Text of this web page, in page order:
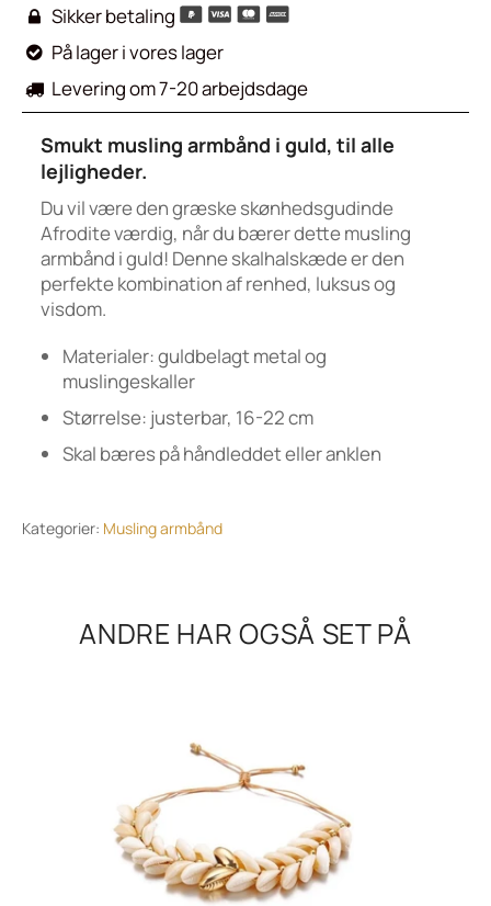
 Sikker betaling
 På lager i vores lager
 Levering om 7-20 arbejdsdage
Smukt musling armbånd i guld, til alle
lejligheder.
Du vil være den græske skønhedsgudinde
Afrodite værdig, når du bærer dette musling
armbånd i guld! Denne skalhalskæde er den
perfekte kombination af renhed, luksus og
visdom.
Materialer: guldbelagt metal og
muslingeskaller
Størrelse: justerbar, 16-22 cm
Skal bæres på håndleddet eller anklen
Kategorier: Musling armbånd
ANDRE HAR OGSÅ SET PÅ